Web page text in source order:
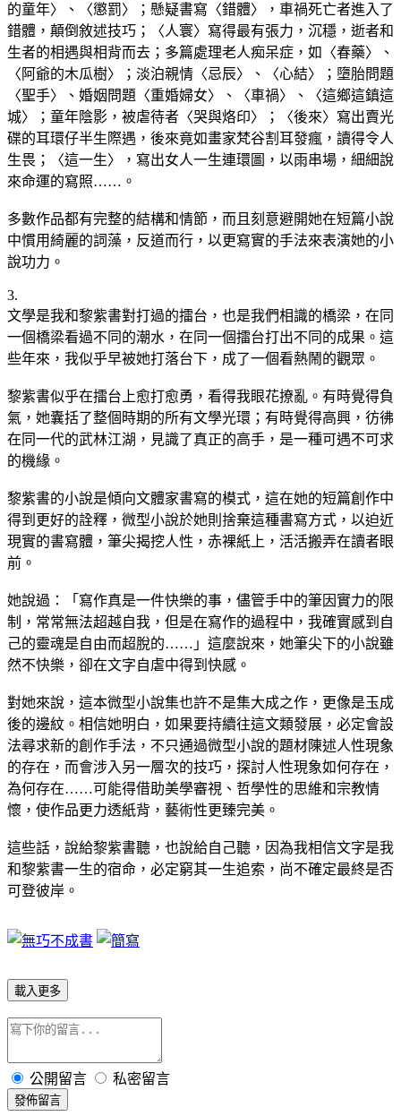
的童年〉、〈懲罰〉；懸疑書寫〈錯體〉，車禍死亡者進入了
錯體，顛倒敘述技巧；〈人寰〉寫得最有張力，沉穩，逝者和
生者的相遇與相背而去；多篇處理老人痴呆症，如〈春藥〉、
〈阿爺的木瓜樹〉；淡泊親情〈忌辰〉、〈心結〉；墮胎問題
〈聖手〉、婚姻問題〈重婚婦女〉、〈車禍〉、〈這鄉這鎮這
城〉；童年陰影，被虐待者〈哭與烙印〉；〈後來〉寫出賣光
碟的耳環仔半生際遇，後來竟如畫家梵谷割耳發瘋，讀得令人
生畏；〈這一生〉，寫出女人一生連環圖，以雨串場，細細說
來命運的寫照……。
多數作品都有完整的結構和情節，而且刻意避開她在短篇小說
中慣用綺麗的詞藻，反道而行，以更寫實的手法來表演她的小
說功力。
3.
文學是我和黎紫書對打過的擂台，也是我們相識的橋梁，在同
一個橋梁看過不同的潮水，在同一個擂台打出不同的成果。這
些年來，我似乎早被她打落台下，成了一個看熱鬧的觀眾。
黎紫書似乎在擂台上愈打愈勇，看得我眼花撩亂。有時覺得負
氣，她囊括了整個時期的所有文學光環；有時覺得高興，彷彿
在同一代的武林江湖，見識了真正的高手，是一種可遇不可求
的機緣。
黎紫書的小說是傾向文體家書寫的模式，這在她的短篇創作中
得到更好的詮釋，微型小說於她則捨棄這種書寫方式，以迫近
現實的書寫體，筆尖揭挖人性，赤裸紙上，活活搬弄在讀者眼
前。
她說過：「寫作真是一件快樂的事，儘管手中的筆因實力的限
制，常常無法超越自我，但是在寫作的過程中，我確實感到自
己的靈魂是自由而超脫的……」這麼說來，她筆尖下的小說雖
然不快樂，卻在文字自虐中得到快感。
對她來說，這本微型小說集也許不是集大成之作，更像是玉成
後的邊紋。相信她明白，如果要持續往這文類發展，必定會設
法尋求新的創作手法，不只通過微型小說的題材陳述人性現象
的存在，而會涉入另一層次的技巧，探討人性現象如何存在，
為何存在……可能得借助美學審視、哲學性的思維和宗教情
懷，使作品更力透紙背，藝術性更臻完美。
這些話，說給黎紫書聽，也說給自己聽，因為我相信文字是我
和黎紫書一生的宿命，必定窮其一生追索，尚不確定最終是否
可登彼岸。
載入更多
公開留言 私密留言
發佈留言